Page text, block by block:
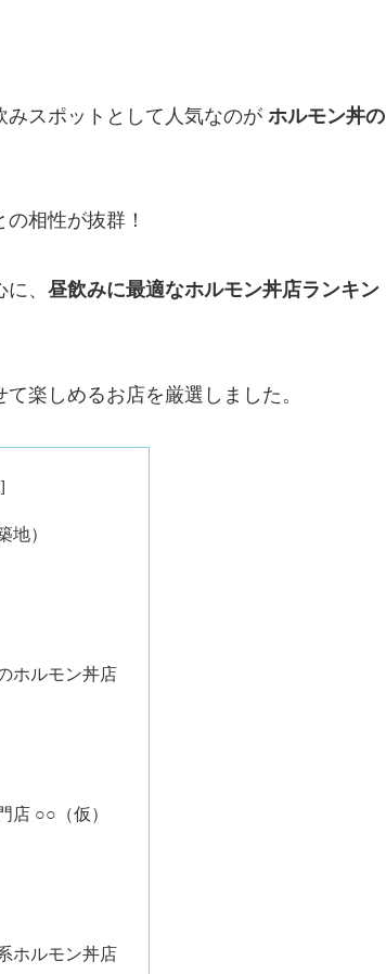
スポットとして人気なのが ホルモン丼の
相性が抜群！
、 昼飲みに最適なホルモン丼店ランキン
楽しめるお店を厳選しました。
地）
ホルモン丼店
店 ○○（仮）
ホルモン丼店